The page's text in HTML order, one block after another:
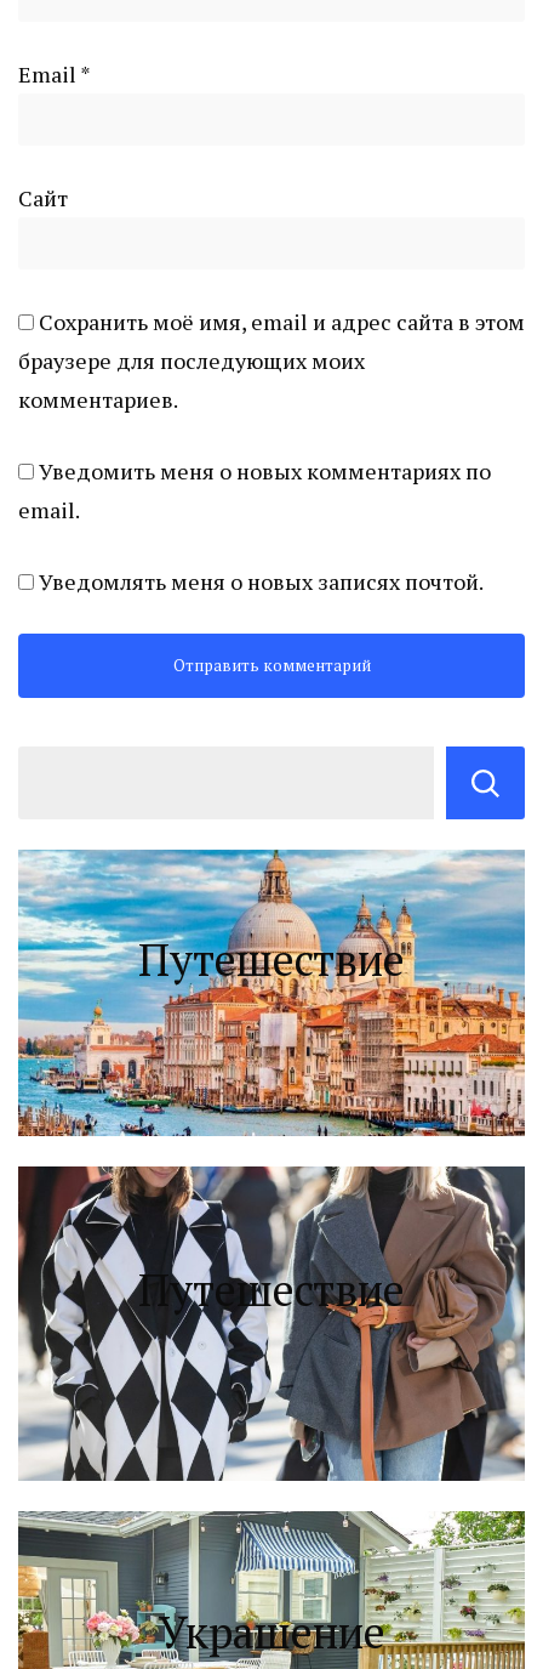
Email *
Сайт
Сохранить моё имя, email и адрес сайта в этом
браузере для последующих моих
комментариев.
Уведомить меня о новых комментариях по
email.
Уведомлять меня о новых записях почтой.
Путешествие
Путешествие
Украшение